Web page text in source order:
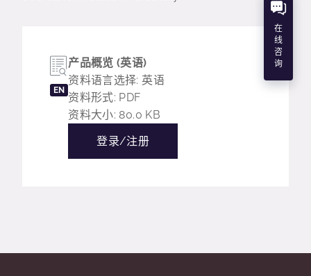
EN
产品概览 (英语)
资料语言选择: 英语
资料形式: PDF
资料大小: 80.0 KB
登录/注册
在
线
咨
询